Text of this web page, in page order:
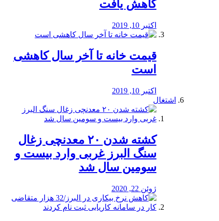
کاهش یافت
اکتبر 10, 2019
قیمت خانه تا آخر سال کاهشی
است
اکتبر 10, 2019
اشتغال
کشته شدن ۲۰ معدنچی زغال
سنگ البرز غربی وارد بیست و
سومین سال شد
ژوئن 22, 2020